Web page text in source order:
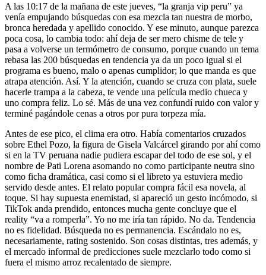
A las 10:17 de la mañana de este jueves, “la granja vip peru” ya
venía empujando búsquedas con esa mezcla tan nuestra de morbo,
bronca heredada y apellido conocido. Y ese minuto, aunque parezca
poca cosa, lo cambia todo: ahí deja de ser mero chisme de tele y
pasa a volverse un termómetro de consumo, porque cuando un tema
rebasa las 200 búsquedas en tendencia ya da un poco igual si el
programa es bueno, malo o apenas cumplidor; lo que manda es que
atrapa atención. Así. Y la atención, cuando se cruza con plata, suele
hacerle trampa a la cabeza, te vende una película medio chueca y
uno compra feliz. Lo sé. Más de una vez confundí ruido con valor y
terminé pagándole cenas a otros por pura torpeza mía.
Antes de ese pico, el clima era otro. Había comentarios cruzados
sobre Ethel Pozo, la figura de Gisela Valcárcel girando por ahí como
si en la TV peruana nadie pudiera escapar del todo de ese sol, y el
nombre de Pati Lorena asomando no como participante neutra sino
como ficha dramática, casi como si el libreto ya estuviera medio
servido desde antes. El relato popular compra fácil esa novela, al
toque. Si hay supuesta enemistad, si apareció un gesto incómodo, si
TikTok anda prendido, entonces mucha gente concluye que el
reality “va a romperla”. Yo no me iría tan rápido. No da. Tendencia
no es fidelidad. Búsqueda no es permanencia. Escándalo no es,
necesariamente, rating sostenido. Son cosas distintas, tres además, y
el mercado informal de predicciones suele mezclarlo todo como si
fuera el mismo arroz recalentado de siempre.